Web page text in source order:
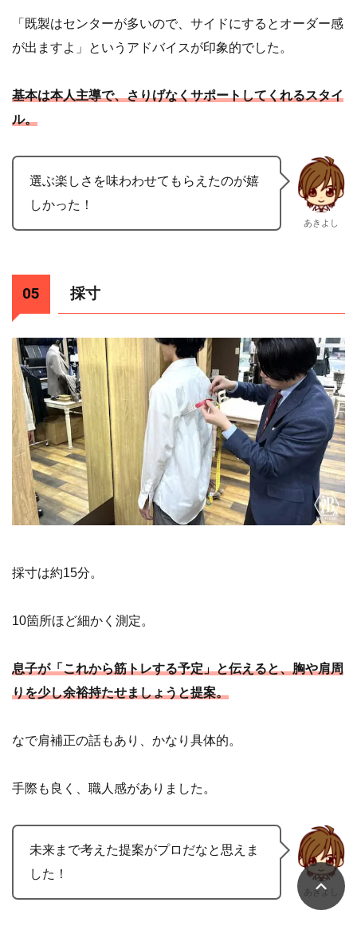
「既製はセンターが多いので、サイドにするとオーダー感
が出ますよ」というアドバイスが印象的でした。
基本は本人主導で、さりげなくサポートしてくれるスタイ
ル。
選ぶ楽しさを味わわせてもらえたのが嬉
しかった！
あきよし
採寸
採寸は約15分。
10箇所ほど細かく測定。
息子が「これから筋トレする予定」と伝えると、胸や肩周
りを少し余裕持たせましょうと提案。
なで肩補正の話もあり、かなり具体的。
手際も良く、職人感がありました。
未来まで考えた提案がプロだなと思えま
した！
あきよし